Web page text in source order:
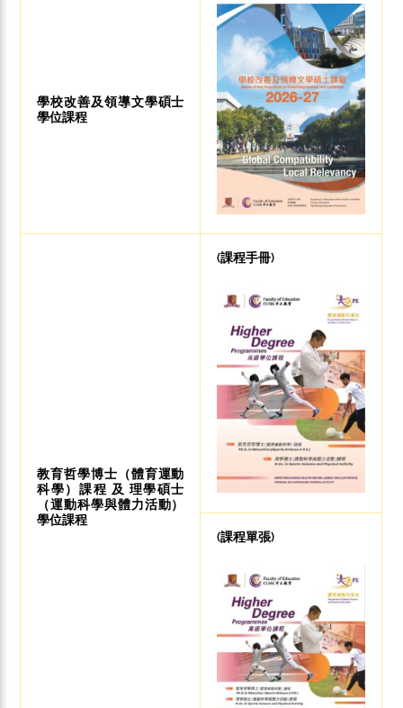
學校改善及領導文學碩士
學位課程
教育哲學博士（體育運動
科學）課程 及 理學碩士
（運動科學與體力活動）
學位課程
(課程手冊)
(課程單張)